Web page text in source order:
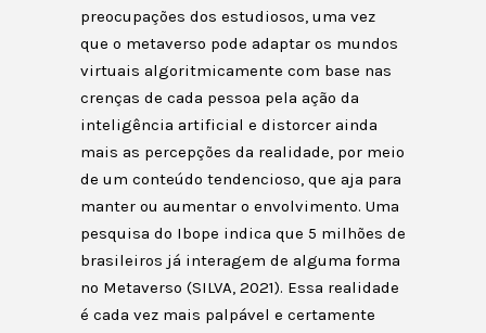
preocupações dos estudiosos, uma vez
que o metaverso pode adaptar os mundos
virtuais algoritmicamente com base nas
crenças de cada pessoa pela ação da
inteligência artificial e distorcer ainda
mais as percepções da realidade, por meio
de um conteúdo tendencioso, que aja para
manter ou aumentar o envolvimento. Uma
pesquisa do Ibope indica que 5 milhões de
brasileiros já interagem de alguma forma
no Metaverso (SILVA, 2021). Essa realidade
é cada vez mais palpável e certamente